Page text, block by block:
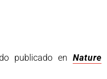
publicado en Nature